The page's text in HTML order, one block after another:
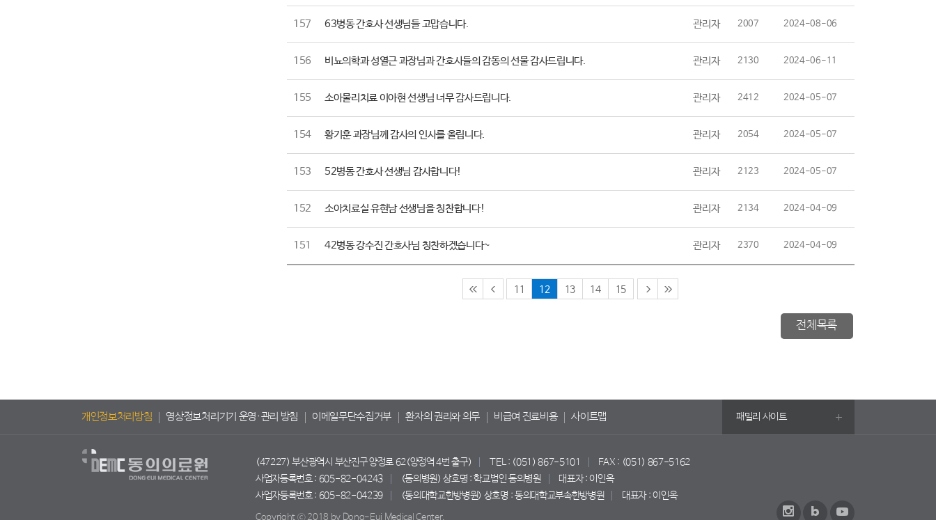
157 63병동 간호사 선생님들 고맙습니다. 관리자 2007 2024-08-06
156 비뇨의학과 성열근 과장님과 간호사들의 감동의 선물 감사드립니다. 관리자 2130 2024-06-11
155 소아물리치료 이아현 선생님 너무 감사드립니다. 관리자 2412 2024-05-07
154 황기훈 과장님께 감사의 인사를 올립니다. 관리자 2054 2024-05-07
153 52병동 간호사 선생님 감사합니다! 관리자 2123 2024-05-07
152 소아치료실 유현남 선생님을 칭찬합니다! 관리자 2134 2024-04-09
151 42병동 강수진 간호사님 칭찬하겠습니다~ 관리자 2370 2024-04-09
11 12 13 14 15
전체목록
개인정보처리방침 영상정보처리기기 운영·관리 방침 이메일무단수집거부 환자의 권리와 의무 비급여 진료비용 사이트맵 패밀리 사이트
(47227) 부산광역시 부산진구 양정로 62(양정역 4번 출구) TEL : (051) 867-5101
FAX : (051) 867-5162
사업자등록번호 : 605-82-04243
(동의병원) 상호명 : 학교법인 동의병원
대표자 : 이인옥
사업자등록번호 : 605-82-04239
(동의대학교한방병원) 상호명 : 동의대학교부속한방병원 대표자 : 이인옥
Copyright ⓒ 2018 by Dong-Eui Medical Center.